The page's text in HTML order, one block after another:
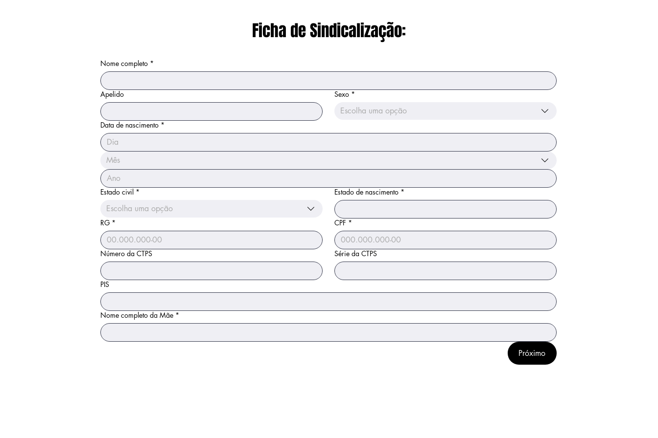
Ficha de Sindicalização:
Nome completo *
Apelido Sexo *
Escolha uma opção
Data de nascimento *
Mês
Estado civil *
Escolha uma opção
Estado de nascimento *
RG * CPF *
Número da CTPS Série da CTPS
PIS
Nome completo da Mãe *
Próximo